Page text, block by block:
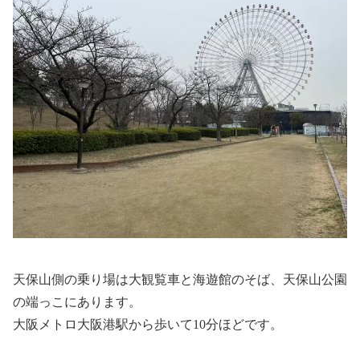
天保山側の乗り場は大観覧車と海遊館のそば、天保山公園
の端っこにあります。
大阪メトロ大阪港駅から歩いて10分ほどです。